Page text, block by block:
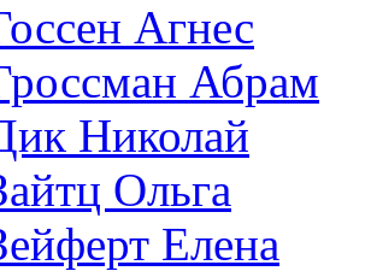
Агнес
Абрам
Николай
Ольга
Елена